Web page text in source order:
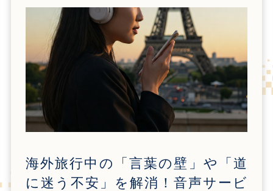
海外旅行中の「言葉の壁」や「道
に迷う不安」を解消！音声サービ